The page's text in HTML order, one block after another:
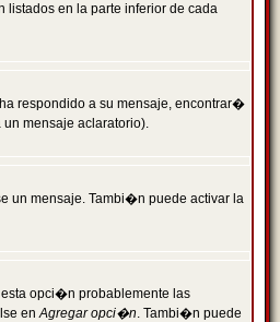
en la parte inferior de cada
respondido a su mensaje, encontrar�
mensaje aclaratorio).
un mensaje. Tambi�n puede activar la
opci�n probablemente las
enAgregar opci�n. Tambi�n puede